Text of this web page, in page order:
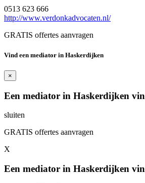
0513 623 666
http://www.verdonkadvocaten.nl/
GRATIS offertes aanvragen
Vind een mediator in Haskerdijken
×
Een mediator in Haskerdijken
sluiten
GRATIS offertes aanvragen
X
Een mediator in Haskerdijken